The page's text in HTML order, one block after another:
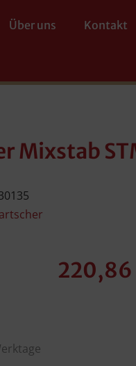
Über uns Kontakt
Mixstab
220,86